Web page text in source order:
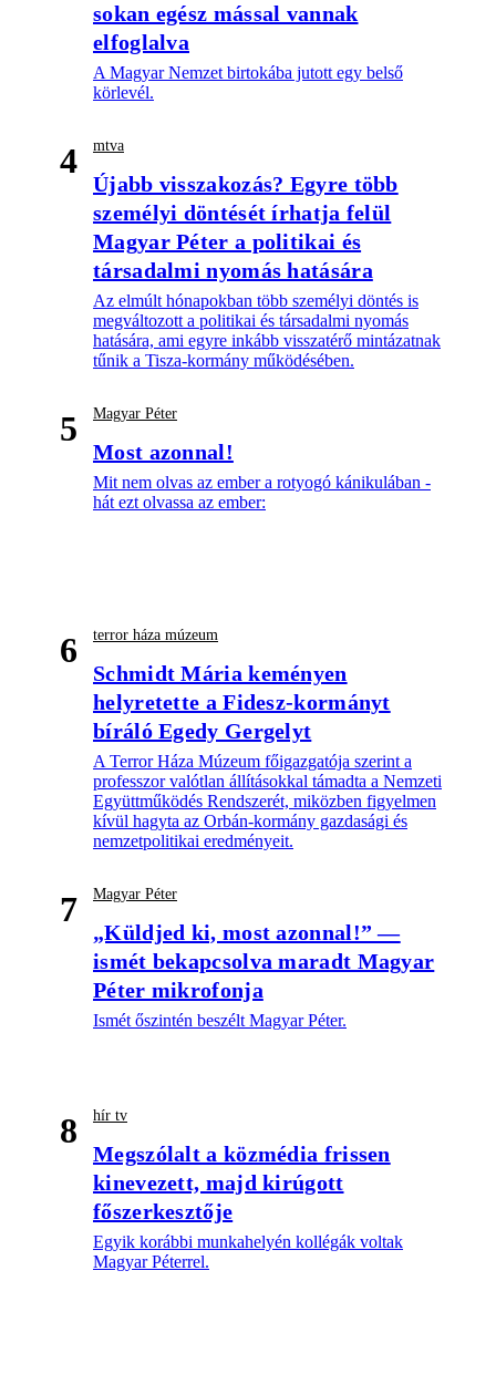
sokan egész mással vannak
elfoglalva
A Magyar Nemzet birtokába jutott egy belső
körlevél.
4 mtva
Újabb visszakozás? Egyre több
személyi döntését írhatja felül
Magyar Péter a politikai és
társadalmi nyomás hatására
Az elmúlt hónapokban több személyi döntés is
megváltozott a politikai és társadalmi nyomás
hatására, ami egyre inkább visszatérő mintázatnak
tűnik a Tisza-kormány működésében.
5 Magyar Péter
Most azonnal!
Mit nem olvas az ember a rotyogó kánikulában -
hát ezt olvassa az ember:
6 terror háza múzeum
Schmidt Mária keményen
helyretette a Fidesz-kormányt
bíráló Egedy Gergelyt
A Terror Háza Múzeum főigazgatója szerint a
professzor valótlan állításokkal támadta a Nemzeti
Együttműködés Rendszerét, miközben figyelmen
kívül hagyta az Orbán-kormány gazdasági és
nemzetpolitikai eredményeit.
7 Magyar Péter
„Küldjed ki, most azonnal!” —
ismét bekapcsolva maradt Magyar
Péter mikrofonja
Ismét őszintén beszélt Magyar Péter.
8 hír tv
Megszólalt a közmédia frissen
kinevezett, majd kirúgott
főszerkesztője
Egyik korábbi munkahelyén kollégák voltak
Magyar Péterrel.